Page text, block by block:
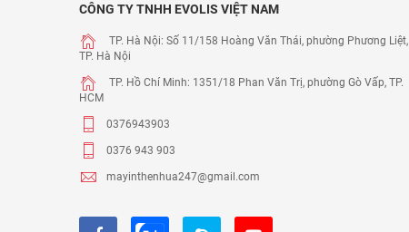
CÔNG TY TNHH EVOLIS VIỆT NAM
TP. Hà Nội: Số 11/158 Hoàng Văn Thái, phường Phương Liệt,
TP. Hà Nội
TP. Hồ Chí Minh: 1351/18 Phan Văn Trị, phường Gò Vấp, TP.
HCM
0376943903
0376 943 903
mayinthenhua247@gmail.com